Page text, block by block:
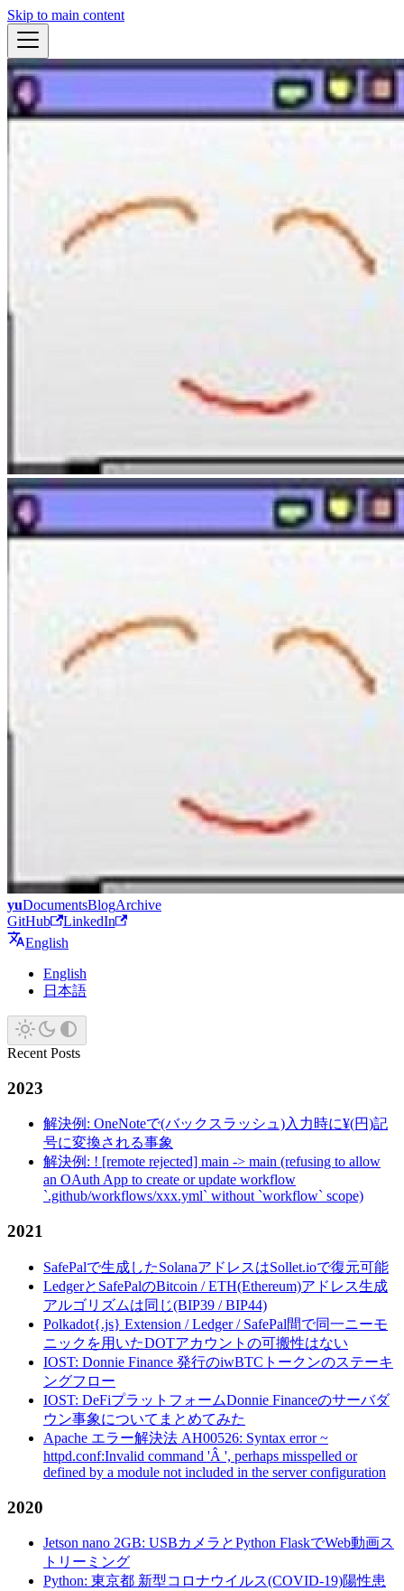
Skip to main content
yuDocumentsBlogArchive
GitHub
LinkedIn
English
English
日本語
Recent Posts
2023
解決例: OneNoteで(バックスラッシュ)入力時に¥(円)記
号に変換される事象
解決例: ! [remote rejected] main -> main (refusing to allow
an OAuth App to create or update workflow
`.github/workflows/xxx.yml` without `workflow` scope)
2021
SafePalで生成したSolanaアドレスはSollet.ioで復元可能
LedgerとSafePalのBitcoin / ETH(Ethereum)アドレス生成
アルゴリズムは同じ(BIP39 / BIP44)
Polkadot{.js} Extension / Ledger / SafePal間で同一ニーモ
ニックを用いたDOTアカウントの可搬性はない
IOST: Donnie Finance 発行のiwBTCトークンのステーキ
ングフロー
IOST: DeFiプラットフォームDonnie Financeのサーバダ
ウン事象についてまとめてみた
Apache エラー解決法 AH00526: Syntax error ~
httpd.conf:Invalid command 'Â ', perhaps misspelled or
defined by a module not included in the server configuration
2020
Jetson nano 2GB: USBカメラとPython FlaskでWeb動画ス
トリーミング
Python: 東京都 新型コロナウイルス(COVID-19)陽性患